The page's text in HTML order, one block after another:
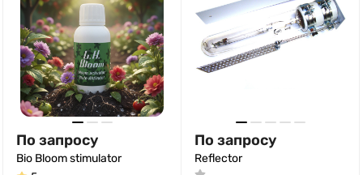
По запросу
Bio Bloom stimulator
По запросу
Reflector